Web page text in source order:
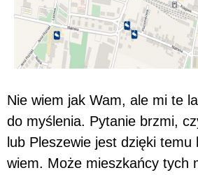
Nie wiem jak Wam, ale mi te
do myślenia. Pytanie brzmi,
lub Pleszewie jest dzięki temu
wiem. Może mieszkańcy tych